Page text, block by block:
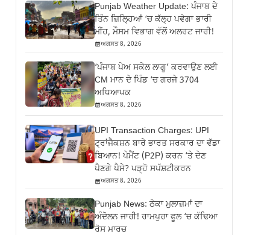
Punjab Weather Update: ਪੰਜਾਬ ਦੇ
ਤਿੰਨ ਜ਼‍ਿਲ੍ਹਿਆਂ ‘ਚ ਕੱਲ੍ਹ ਪਵੇਗਾ ਭਾਰੀ
ਮੀਂਹ, ਮੌਸਮ ਵਿਭਾਗ ਵੱਲੋਂ ਅਲਰਟ ਜਾਰੀ!
ਅਗਸਤ 8, 2026
‘ਪੰਜਾਬ ਪੇਅ ਸਕੇਲ ਲਾਗੂ’ ਕਰਵਾਉਣ ਲਈ
CM ਮਾਨ ਦੇ ਪਿੰਡ ‘ਚ ਗਰਜੇ 3704
ਅਧਿਆਪਕ
ਅਗਸਤ 8, 2026
UPI Transaction Charges: UPI
ਟ੍ਰਾਂਜੈਕਸ਼ਨ ਬਾਰੇ ਭਾਰਤ ਸਰਕਾਰ ਦਾ ਵੱਡਾ
ਬਿਆਨ! ਪੇਮੈਂਟ (P2P) ਕਰਨ ‘ਤੇ ਦੇਣ
ਪੈਣਗੇ ਪੈਸੇ? ਪੜ੍ਹੋ ਸਪੱਸ਼ਟੀਕਰਨ
ਅਗਸਤ 8, 2026
Punjab News: ਠੇਕਾ ਮੁਲਾਜ਼ਮਾਂ ਦਾ
ਅੰਦੋਲਨ ਜਾਰੀ! ਰਾਮਪੁਰਾ ਫੂਲ ‘ਚ ਕੱਢਿਆ
ਰੋਸ ਮਾਰਚ